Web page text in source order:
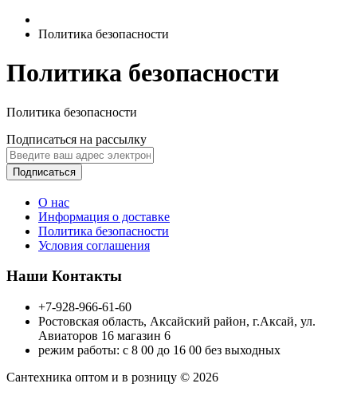
Политика безопасности
Политика безопасности
Политика безопасности
Подписаться на рассылку
Подписаться
О нас
Информация о доставке
Политика безопасности
Условия соглашения
Наши Контакты
+7-928-966-61-60
Ростовская область, Аксайский район, г.Аксай, ул.
Авиаторов 16 магазин 6
режим работы: с 8 00 до 16 00 без выходных
Сантехника оптом и в розницу © 2026